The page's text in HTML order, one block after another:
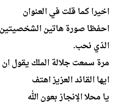
اخيرا كما قلت في العنوان
احفظا صورة هاتين الشخصيتين
الذي نحب.
مرة سمعت جلالة الملك يقول
ايها القائد العزيز اهتف
يا محلا الإنجاز بعون الله